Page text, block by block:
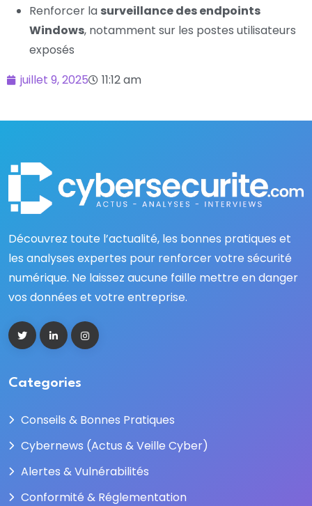
Renforcer la surveillance des endpoints
Windows, notamment sur les postes utilisateurs
exposés
juillet 9, 2025
11:12 am
Découvrez toute l’actualité, les bonnes pratiques et
les analyses expertes pour renforcer votre sécurité
numérique. Ne laissez aucune faille mettre en danger
vos données et votre entreprise.
Categories
Conseils & Bonnes Pratiques
Cybernews (Actus & Veille Cyber)
Alertes & Vulnérabilités
Conformité & Réglementation